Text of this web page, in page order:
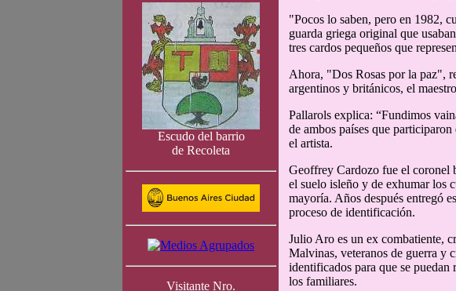
Escudo del barrio
de Recoleta
Visitante Nro.
"Pocos lo saben, pero en 1982,
guarda griega original que
tres cardos pequeños que
Ahora, "Dos Rosas por la paz",
argentinos y británicos, el
Pallarols explica: “Fundimos
de ambos países que
el artista.
Geoffrey Cardozo fue el coronel
el suelo isleño y de exhumar los
mayoría. Años después entregó
proceso de identificación.
Julio Aro es un ex combatiente,
Malvinas, veteranos de guerra y
identificados para que se puedan
los familiares.